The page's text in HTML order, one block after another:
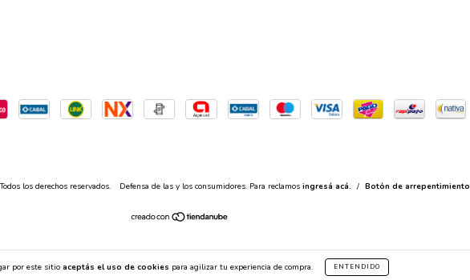
por este sitio aceptás el uso de cookies para agilizar tu experiencia de compra. ENTENDIDO
los derechos reservados. Defensa de las y los consumidores. Para reclamos ingresá acá. / Botón de arrepentimiento